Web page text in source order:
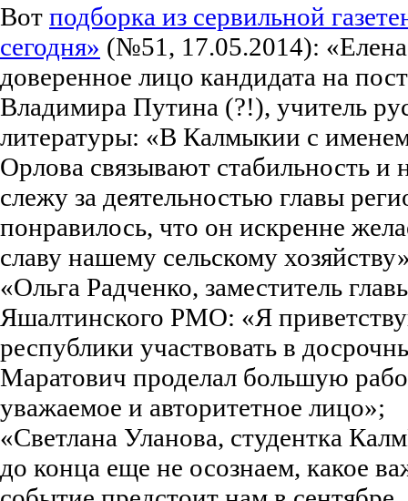
Вот подборка из сервильной
сегодня» (№51, 17.05.2014):
доверенное лицо кандидата на
Владимира Путина (?!), учитель
литературы: «В Калмыкии с
Орлова связывают стабильность
слежу за деятельностью главы
понравилось, что он искренне
славу нашему сельскому
«Ольга Радченко, заместитель
Яшалтинского РМО: «Я
республики участвовать в
Маратович проделал большую
уважаемое и авторитетное лицо»;
«Светлана Уланова, студентка
до конца еще не осознаем, какое